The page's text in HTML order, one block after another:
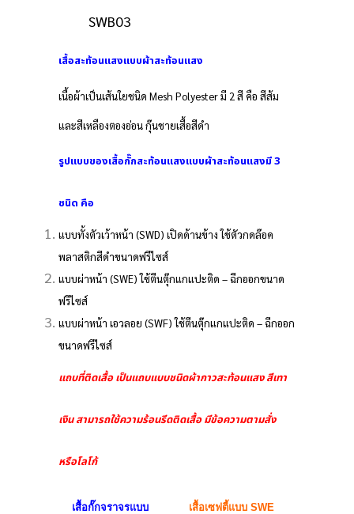
SWB03
เสื้อสะท้อนแสงแบบผ้าสะท้อนแสง
เนื้อผ้าเป็นเส้นใยชนิด Mesh Polyester มี 2 สี คือ สีส้ม
และสีเหลืองตองอ่อน กุ๊นชายเสื้อสีดำ
รูปแบบของเสื้อกั๊กสะท้อนแสงแบบผ้าสะท้อนแสงมี 3
ชนิด คือ
แบบทั้งตัวเว้าหน้า (SWD) เปิดด้านข้าง ใช้ตัวกดล๊อค
พลาสติกสีดำขนาดฟรีไซส์
แบบผ่าหน้า (SWE) ใช้ตีนตุ๊กแกแปะติด – ฉีกออกขนาด
ฟรีไซส์
แบบผ่าหน้า เอวลอย (SWF) ใช้ตีนตุ๊กแกแปะติด – ฉีกออก
ขนาดฟรีไซส์
แถบที่ติดเสื้อ เป็นแถบแบบชนิดผ้ากาวสะท้อนแสง สีเทา
เงิน สามารถใช้ความร้อนรีดติดเสื้อ มีข้อความตามสั่ง
หรือโลโก้
เสื้อกั๊กจราจรแบบ เสื้อเซฟตี้แบบ SWE